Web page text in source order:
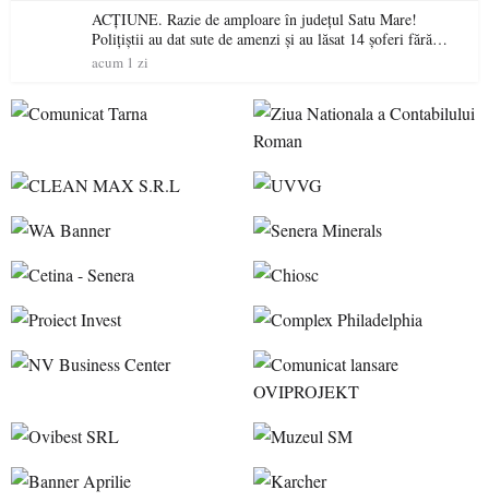
ACȚIUNE. Razie de amploare în județul Satu Mare!
Polițiștii au dat sute de amenzi și au lăsat 14 șoferi fără
permis într-o singură zi
acum 1 zi